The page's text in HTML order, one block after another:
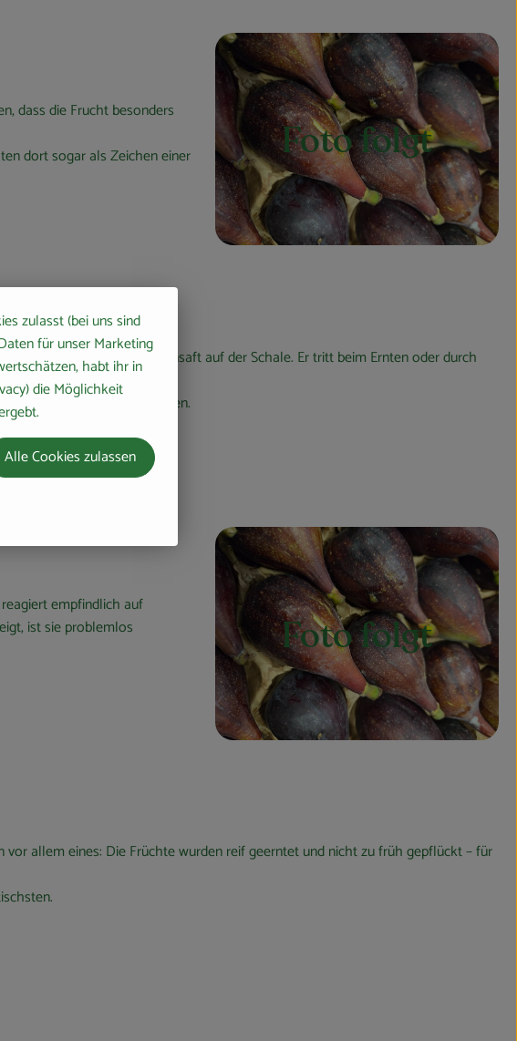
dass die Frucht besonders
dort sogar als Zeichen einer
Foto folgt
bernsteinfarbener Pflanzensaft auf der Schale. Er tritt beim Ernten oder durch
oder abgerieben werden.
empfindlich auf
ist sie problemlos
Foto folgt
allem eines: Die Früchte wurden reif geerntet und nicht zu früh gepflückt – für
zulasst (bei uns sind
für unser Marketing
habt ihr in
die Möglichkeit
Alle Cookies zulassen